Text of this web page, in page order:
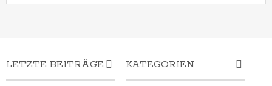
LETZTE BEITRÄGE KATEGORIEN